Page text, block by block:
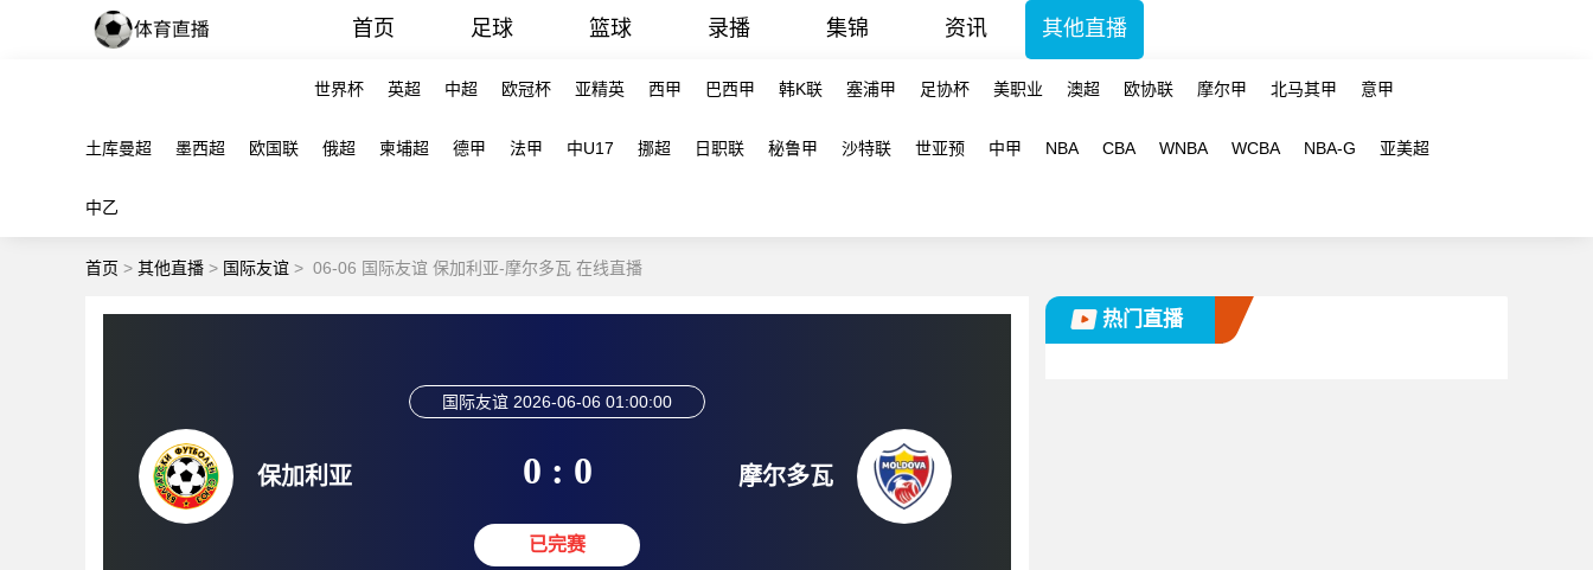
首页 足球 篮球 录播 集锦 资讯 其他直播
世界杯 英超 中超 欧冠杯 亚精英 西甲 巴西甲 韩K联 塞浦甲 足协杯 美职业 澳超 欧协联 摩尔甲 北马其甲 意甲
土库曼超 墨西超 欧国联 俄超 柬埔超 德甲 法甲 中U17 挪超 日职联 秘鲁甲 沙特联 世亚预 中甲 NBA CBA WNBA WCBA NBA-G 亚美超
中乙
首页 > 其他直播 > 国际友谊 > 06-06 国际友谊 保加利亚-摩尔多瓦 在线直播
保加利亚
国际友谊 2026-06-06 01:00:00
0 : 0
已完赛
摩尔多瓦
热门直播